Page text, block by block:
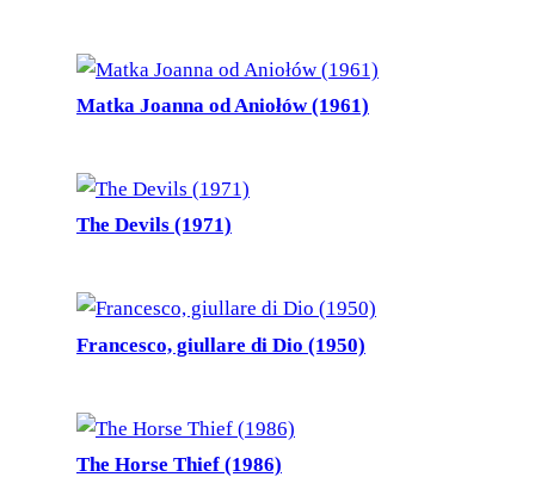
Matka Joanna od Aniołów (1961)
The Devils (1971)
Francesco, giullare di Dio (1950)
The Horse Thief (1986)